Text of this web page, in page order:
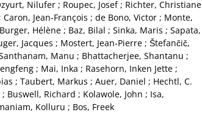
Nilufer; Roupec, Josef; Richter, Christiane
Caron, Jean‑François ; de Bono, Victor; Monte,
Hélène; Baz, Bilal ; Sinka, Maris ; Sapata,
Jacques ; Mostert, Jean‑Pierre; Štefančič,
Manu ; Bhattacherjee, Shantanu ;
; Mai, Inka ; Rasehorn, Inken Jette;
; Taubert, Markus ; Auer, Daniel ; Hechtl, C.
; Buswell, Richard ; Kolawole, John ; Isa,
Kolluru ; Bos, Freek